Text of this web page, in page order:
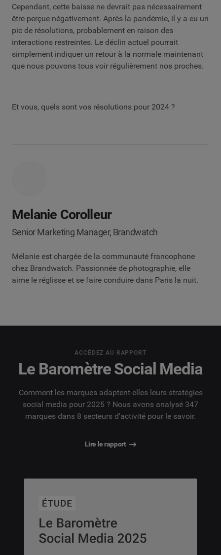
Cependant, cette baisse ne devrait pas nécessairement
être perçue négativement. Après la pandémie, il y a eu un
pic de résolutions, probablement en raison des
interactions restreintes. Le déclin actuel pourrait
simplement indiquer un retour à la normale maintenant
que nous pouvons tous voir régulièrement nos proches.
Et vous, quels sont vos résolutions pour 2024 ?
Melanie Corolleur
Senior Marketing Manager, Brandwatch
Mélanie est chargée de la communauté francophone
chez Brandwatch. Passionnée de photographie, elle
aime le réglisse et se faire conduire dans Paris la nuit.
ACCÉDEZ AU RAPPORT
Le Baromètre Social Media
Comment les marques adaptent-elles leurs stratégies
social media pour 2025 ? Nous avons analysé 347
marques dans 8 secteurs d'activité pour le savoir.
Lire le rapport